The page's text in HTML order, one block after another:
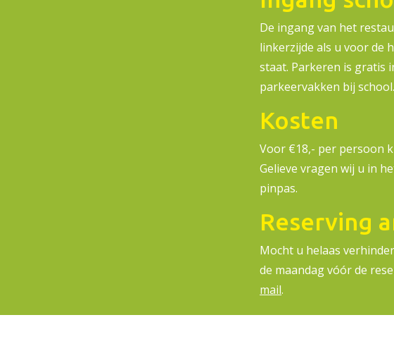
De ingang van het
linkerzijde als u voor de
staat. Parkeren is gratis
parkeervakken bij school.
Kosten
Voor €18,- per persoon
Gelieve vragen wij u in
pinpas.
Reserving
Mocht u helaas
de maandag vóór de
mail.